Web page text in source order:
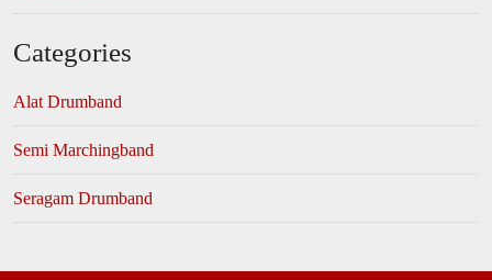
Categories
Alat Drumband
Semi Marchingband
Seragam Drumband